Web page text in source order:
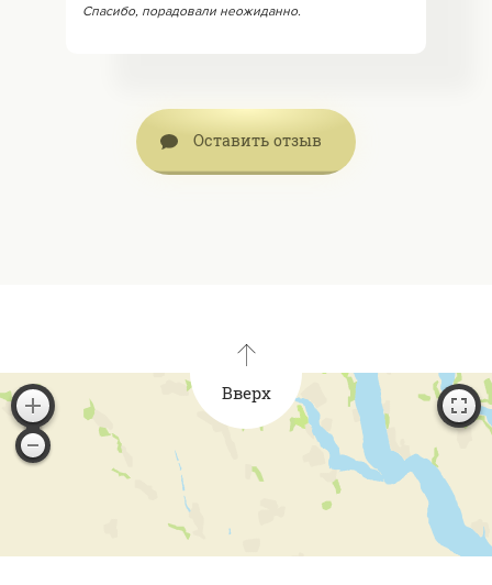
Спасибо, порадовали неожиданно.
Оставить отзыв
Вверх